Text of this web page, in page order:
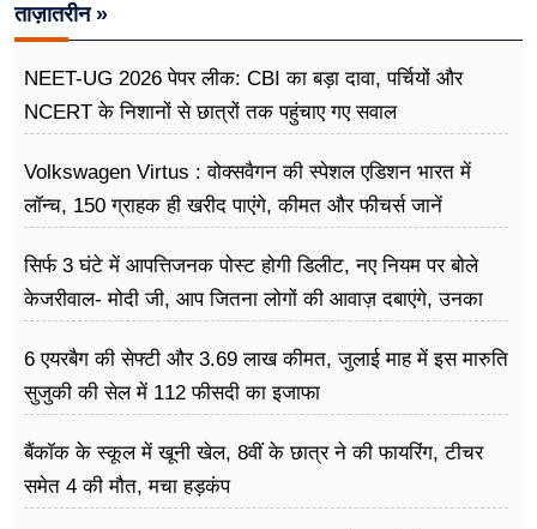
ताज़ातरीन »
NEET-UG 2026 पेपर लीक: CBI का बड़ा दावा, पर्चियों और
NCERT के निशानों से छात्रों तक पहुंचाए गए सवाल
Volkswagen Virtus : वोक्सवैगन की स्पेशल एडिशन भारत में
लॉन्च, 150 ग्राहक ही खरीद पाएंगे, कीमत और फीचर्स जानें
सिर्फ 3 घंटे में आपत्तिजनक पोस्ट होगी डिलीट, नए नियम पर बोले
केजरीवाल- मोदी जी, आप जितना लोगों की आवाज़ दबाएंगे, उनका
6 एयरबैग की सेफ्टी और 3.69 लाख कीमत, जुलाई माह में इस मारुति
सुजुकी की सेल में 112 फीसदी का इजाफा
बैंकॉक के स्कूल में खूनी खेल, 8वीं के छात्र ने की फायरिंग, टीचर
समेत 4 की मौत, मचा हड़कंप